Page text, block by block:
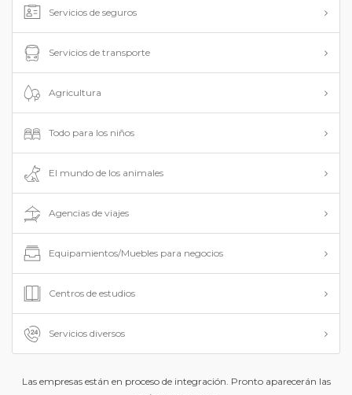
Servicios de seguros
Servicios de transporte
Agricultura
Todo para los niños
El mundo de los animales
Agencias de viajes
Equipamientos/Muebles para negocios
Centros de estudios
Servicios diversos
Las empresas están en proceso de integración. Pronto aparecerán las